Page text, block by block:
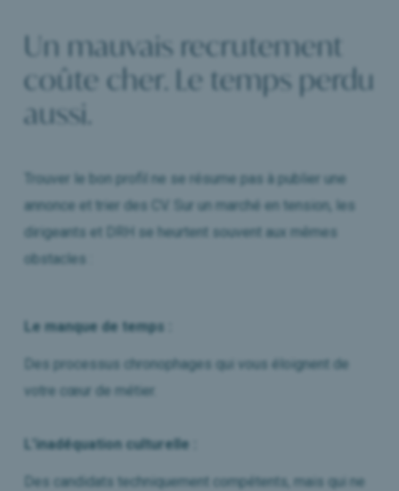
Un mauvais recrutement
coûte cher. Le temps perdu
aussi.
Trouver le bon profil ne se résume pas à publier une
annonce et trier des CV. Sur un marché en tension, les
dirigeants et DRH se heurtent souvent aux mêmes
obstacles :
Le manque de temps :
Des processus chronophages qui vous éloignent de
votre cœur de métier.
L’inadéquation culturelle :
Des candidats techniquement compétents, mais qui ne